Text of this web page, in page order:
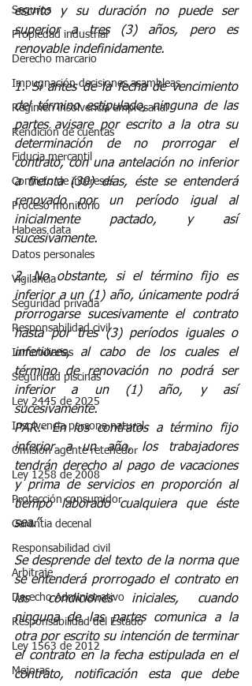
Seguros
Propiedad industrial
Derecho marcario
Impugnación decisiones asambleas
Régimen insolvencia empresarial
Rendición de cuentas
Fiducia mercantil
Conflicto de intereses
Proceso monitorio
Habeas data
Datos personales
Vigilancia
Seguridad privada
Responsabilidad civil
Inmobiliarias
Seguridad piscinas
Ley 2445 de 2025
Insolvencia persona natural
Omisión agente retenedor
Ley 1258 de 2008
Protección consumidor
Garantia decenal
Responsabilidad civil
Arbitraje
Derecho Administrativo
Responsabilidad del Estado
Ley 1563 de 2012
Mejoras
escrito y su duración no puede ser
superior a tres (3) años, pero es
renovable indefinidamente.
1. Si antes de la fecha de vencimiento
del término estipulado, ninguna de las
partes avisare por escrito a la otra su
determinación de no prorrogar el
contrato, con una antelación no inferior
a treinta (30) días, éste se entenderá
renovado por un período igual al
inicialmente pactado, y así
sucesivamente.
2. No obstante, si el término fijo es
inferior a un (1) año, únicamente podrá
prorrogarse sucesivamente el contrato
hasta por tres (3) períodos iguales o
inferiores, al cabo de los cuales el
término de renovación no podrá ser
inferior a un (1) año, y así
sucesivamente.
PAR.- En los contratos a término fijo
inferior a un año, los trabajadores
tendrán derecho al pago de vacaciones
y prima de servicios en proporción al
tiempo laborado cualquiera que éste
sea.”
Se desprende del texto de la norma que
se entenderá prorrogado el contrato en
las condiciones iniciales, cuando
ninguna de las partes comunica a la
otra por escrito su intención de terminar
el contrato en la fecha estipulada en el
contrato, notificación esta que debe